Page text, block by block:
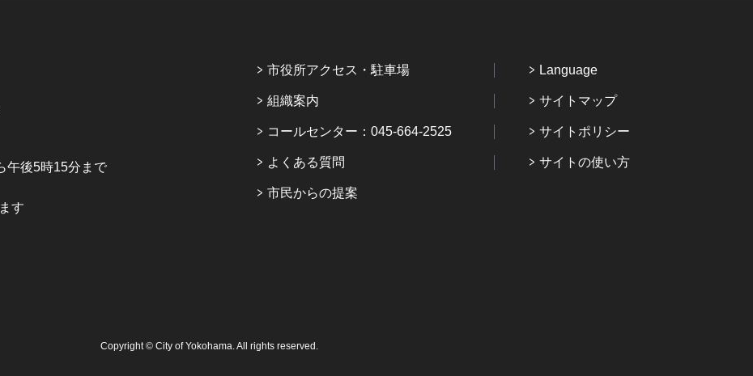
午後5時15分まで
す
市役所アクセス・駐車場
組織案内
コールセンター：045-664-2525
よくある質問
市民からの提案
Language
サイトマップ
サイトポリシー
サイトの使い方
Copyright © City of Yokohama. All rights reserved.